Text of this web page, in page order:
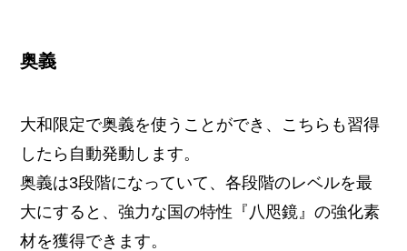
奥義
大和限定で奥義を使うことができ、こちらも習得
したら自動発動します。
奥義は3段階になっていて、各段階のレベルを最
大にすると、強力な国の特性『八咫鏡』の強化素
材を獲得できます。